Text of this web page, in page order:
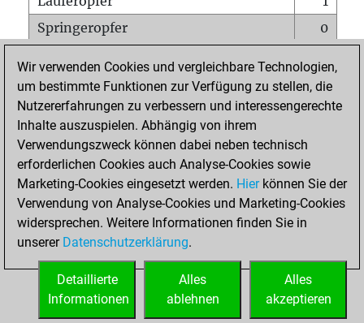
Springeropfer
0
Matt auf vollem Brett
0
Bauer setzt Matt
0
Erstickte Matts
Unterverwandlungen
Türme auf der siebten
0
STARTSEITE
Wir verwenden Cookies und vergleichbare Technologien,
um bestimmte Funktionen zur Verfügung zu stellen, die
Nutzererfahrungen zu verbessern und interessengerechte
Inhalte auszuspielen. Abhängig von ihrem
Verwendungszweck können dabei neben technisch
erforderlichen Cookies auch Analyse-Cookies sowie
Marketing-Cookies eingesetzt werden. Hierkönnen Sie der
Verwendung von Analyse-Cookies und Marketing-Cookies
widersprechen. Weitere Informationen finden Sie in
unserer Datenschutzerklärung.
Alles
akzeptieren
Alles
ablehnen
Detaillierte
Informationen